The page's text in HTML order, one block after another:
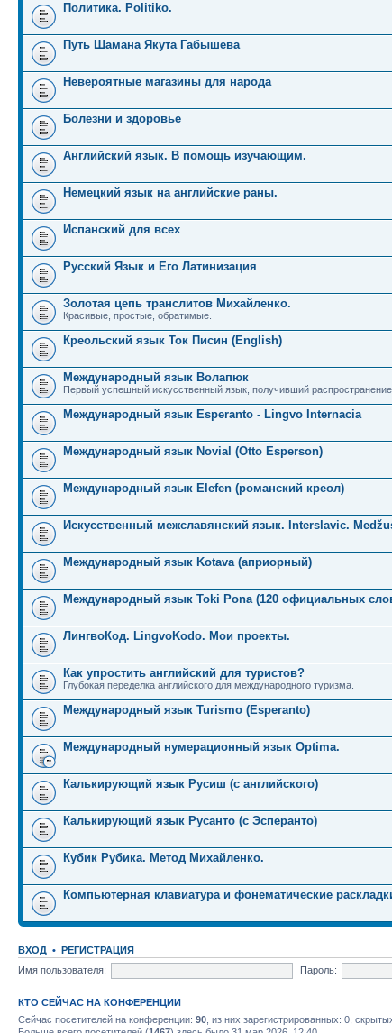
Политика. Politiko.
Путь Шамана Якута Габышева
Невероятные магазины для народа
Болезни и здоровье
Английский язык. В помощь изучающим.
Немецкий язык на английские раны.
Испанский для всех
Русский Язык и Его Латинизация
Золотая цепь транслитов Михайленко.
Красивые, простые, обратимые.
Креольский язык Ток Писин (English)
Международный язык Волапюк
Первый успешный искусственный язык, получивший
Международный язык Esperanto - Lingvo Internacia
Международный язык Novial (Otto Esperson)
Международный язык Elefen (романский креол)
Искусственный межславянский язык. Interslavic.
Международный язык Kotava (априорный)
Международный язык Toki Pona (120 официальных
ЛингвоКод. LingvoKodo. Мои проекты.
Как упростить английский для туристов?
Глубокая переделка английского для международного туризма.
Международный язык Turismo (Esperanto)
Международный нумерационный язык Optima.
Калькирующий язык Русиш (с английского)
Калькирующий язык Русанто (с Эсперанто)
Кубик Рубика. Метод Михайленко.
Компьютерная клавиатура и фонематические
ВХОД • РЕГИСТРАЦИЯ
Имя пользователя:
Пароль:
КТО СЕЙЧАС НА КОНФЕРЕНЦИИ
Сейчас посетителей на конференции: 90 , из них зарегистрированных: 0,